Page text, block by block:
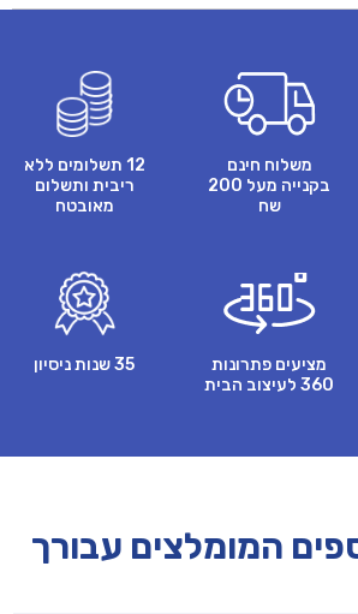
משלוח חינם
בקנייה מעל 200
שח
12 תשלומים ללא
ריבית ותשלום
מאובטח
מציעים פתרונות
360 לעיצוב הבית
35 שנות ניסיון
המומלצים עבורך